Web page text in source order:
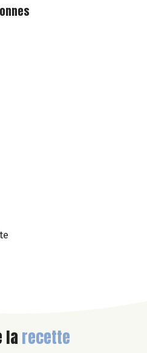
larecette